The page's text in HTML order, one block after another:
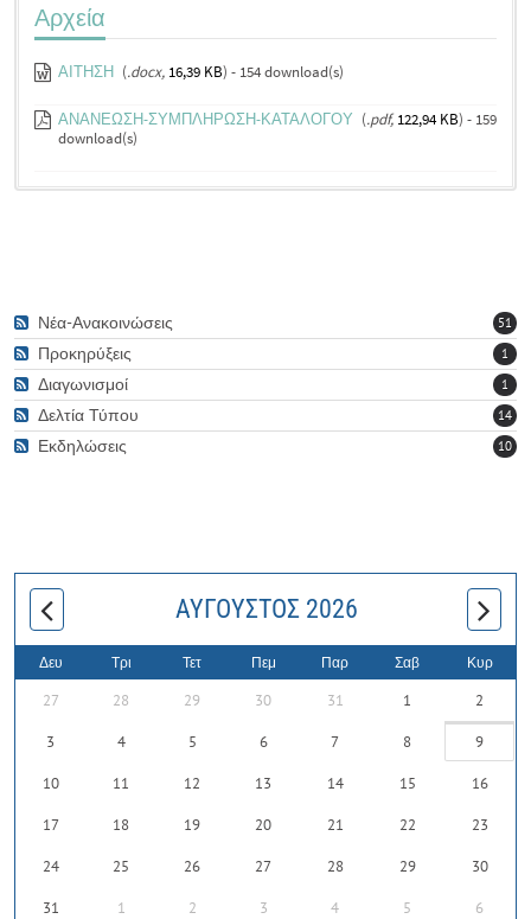
Αρχεία
ΑΙΤΗΣΗ (.docx, 16,39 KB) - 154 download(s)
ΑΝΑΝΕΩΣΗ-ΣΥΜΠΛΗΡΩΣΗ-ΚΑΤΑΛΟΓΟΥ (.pdf, 122,94 KB) - 159
download(s)
51
Νέα-Ανακοινώσεις
1
Προκηρύξεις
1
Διαγωνισμοί
14
Δελτία Τύπου
10
Εκδηλώσεις
ΑΎΓΟΥΣΤΟΣ 2026
Δευ Τρι Τετ Πεμ Παρ Σαβ Κυρ
27 28 29 30 31 1 2
3 4 5 6 7 8 9
10 11 12 13 14 15 16
17 18 19 20 21 22 23
24 25 26 27 28 29 30
31 1 2 3 4 5 6